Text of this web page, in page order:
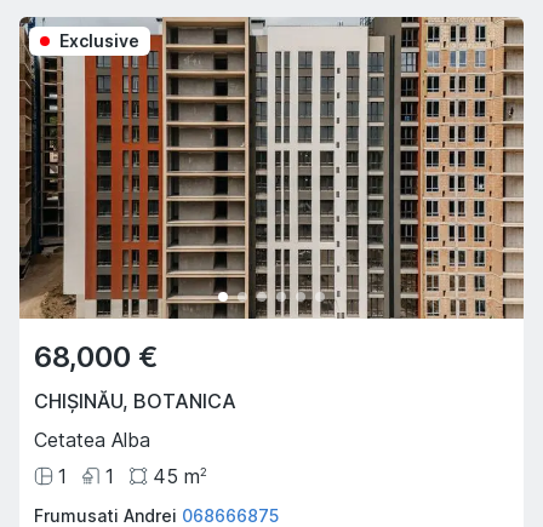
Exclusive
68,000 €
CHIȘINĂU, BOTANICA
Cetatea Alba
1
1 45 m2
Frumusati Andrei 068666875